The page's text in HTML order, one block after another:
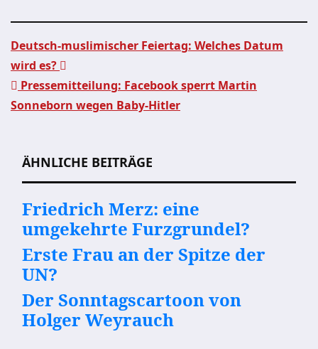
Beitragsnavigation
Deutsch-muslimischer Feiertag: Welches Datum
wird es?
Pressemitteilung: Facebook sperrt Martin
Sonneborn wegen Baby-Hitler
ÄHNLICHE BEITRÄGE
Friedrich Merz: eine
umgekehrte Furzgrundel?
Erste Frau an der Spitze der
UN?
Der Sonntagscartoon von
Holger Weyrauch